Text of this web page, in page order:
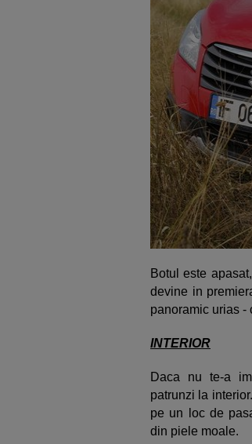
Botul este
devine in
panoramic urias -
INTERIOR
Daca nu te-a
patrunzi la
pe un loc de
din piele moale.